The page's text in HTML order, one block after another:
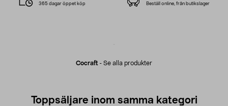
Cocraft - Se alla produkter
365 dagar öppet köp Beställ online, från butikslager
Toppsäljare inom samma kategori